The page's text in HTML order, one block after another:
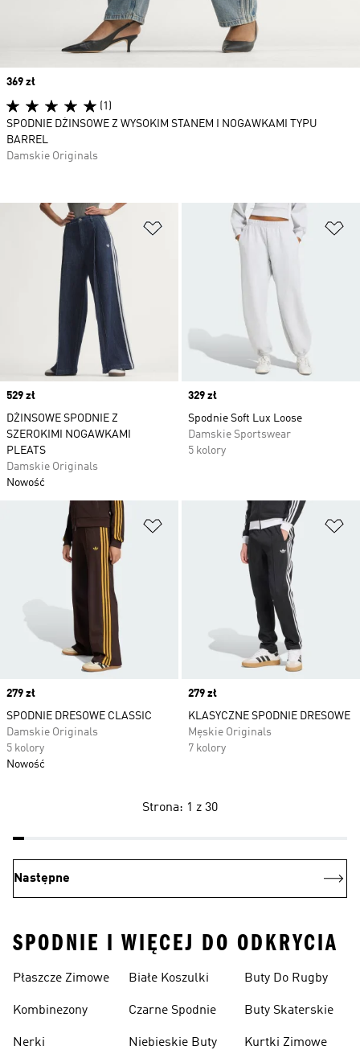
Dodaj do listy życzeń
Price
529 zł
DŻINSOWE SPODNIE Z
SZEROKIMI NOGAWKAMI
PLEATS
Damskie Originals
Nowość
Price
329 zł
Spodnie Soft Lux Loose
Damskie Sportswear
5 kolory
Dodaj do listy życzeń
Price
279 zł
SPODNIE DRESOWE CLASSIC
Damskie Originals
5 kolory
Nowość
Price
279 zł
KLASYCZNE SPODNIE DRESOWE
Męskie Originals
7 kolory
Price
369 zł
(1)
SPODNIE DŻINSOWE Z WYSOKIM STANEM I NOGAWKAMI TYPU
BARREL
Damskie Originals
Strona: 1 z 30
Następne
SPODNIE I WIĘCEJ DO ODKRYCIA
Płaszcze Zimowe
Kombinezony
Nerki
Białe Koszulki
Czarne Spodnie
Niebieskie Buty
Buty Do Rugby
Buty Skaterskie
Kurtki Zimowe